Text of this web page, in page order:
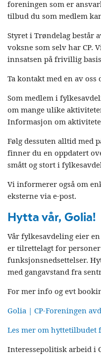
foreningen som er
tilbud du som medlem
Styret i Trøndelag består
voksne som selv har CP.
innsatsen på frivillig
Ta kontakt med en av
Som medlem i
om mange ulike
Informasjon om
Følg dessuten alltid med
finner du en oppdatert
smått og stort i
Vi informerer også om
eksterne via e-post.
Hytta vår, Golia!
Vår fylkesavdeling eier
er tilrettelagt for
funksjonsnedsettelser.
med gangavstand fra
For mer info og evt
Golia | CP-Foreningen
Les mer om hyttetilbudet
Interessepolitisk arbeid i